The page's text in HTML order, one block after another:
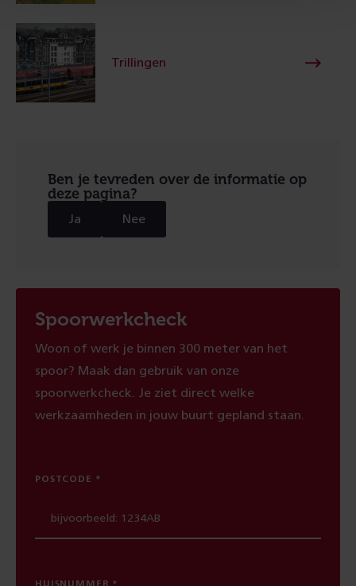
Trillingen
Ben je tevreden over de informatie op
deze pagina?
Ja Nee
Spoorwerkcheck
Woon of werk je binnen 300 meter van het
spoor? Maak dan gebruik van onze
spoorwerkcheck. Je ziet direct welke
werkzaamheden in jouw buurt gepland staan.
POSTCODE
HUISNUMMER